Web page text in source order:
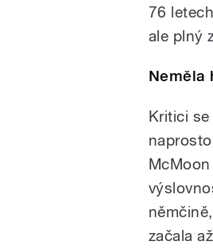
76
ale plný
Neměla
Kritici
začala